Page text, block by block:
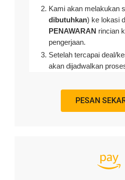
Kami akan melakukan
dibutuhkan) ke lokasi
PENAWARAN rincian
pengerjaan.
Setelah tercapai deal/
akan dijadwalkan
PESAN